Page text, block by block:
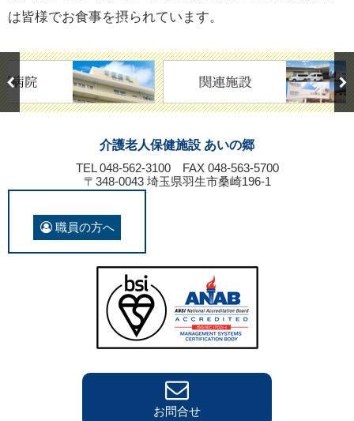
は皆様でお食事を摂られています。
介護老人保健施設 あいの郷
TEL 048-562-3100 FAX 048-563-5700
〒348-0043 埼玉県羽生市桑崎196-1
職員の方へ
お問合せ